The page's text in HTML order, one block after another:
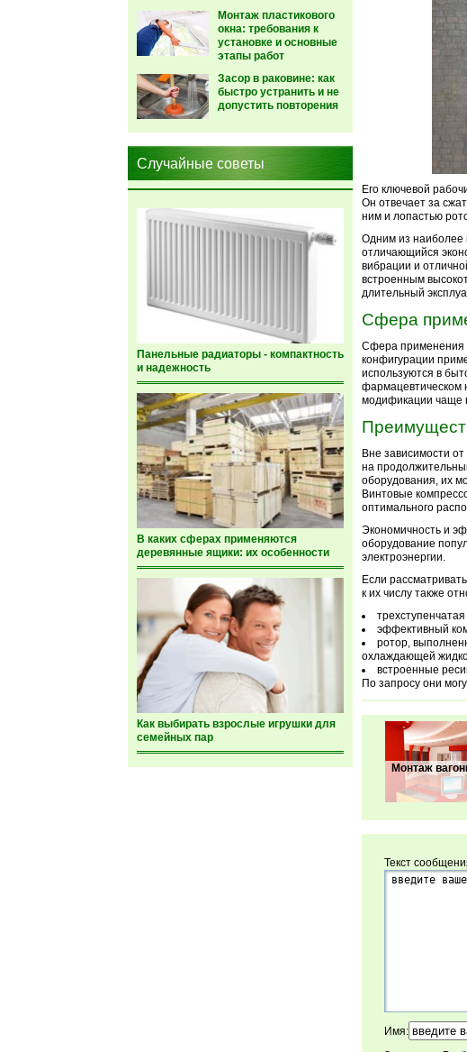
Монтаж пластикового
окна: требования к
установке и основные
этапы работ
Засор в раковине: как
быстро устранить и не
допустить повторения
Случайные советы
Панельные радиаторы - компактность
и надежность
В каких сферах применяются
деревянные ящики: их особенности
Как выбирать взрослые игрушки для
семейных пар
Его ключевой
Он отвечает за
ним и лопастью
Одним из наиболее
отличающийся
вибрации и
встроенным
длительный
Сфера
Сфера применения
конфигурации
используются в
фармацевтическом
модификации чаще
Вне зависимости
на
оборудования, их
Винтовые
оптимального
Экономичность и
оборудование
электроэнергии.
Если
к их числу также
эффективный
ротор,
охлаждающей
встроенные
По запросу они
Монтаж
Текст
Имя: